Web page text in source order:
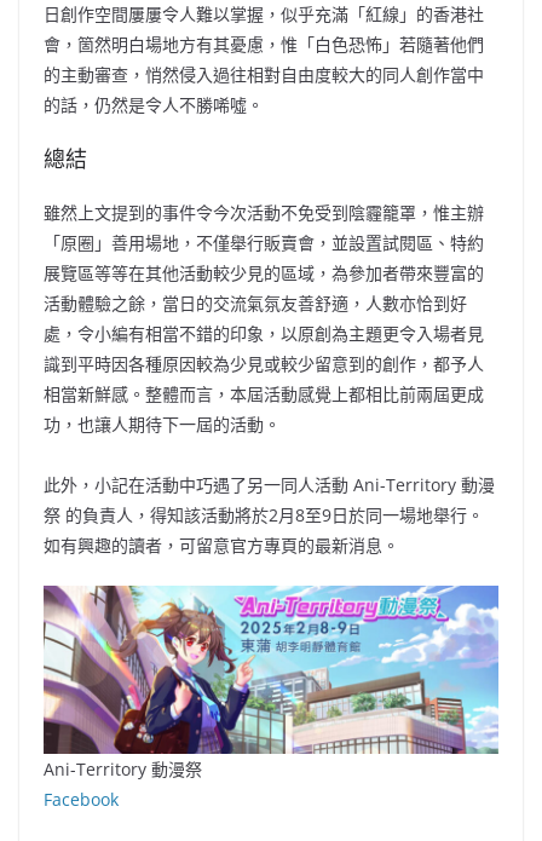
日創作空間屢屢令人難以掌握，似乎充滿「紅線」的香港社
會，箇然明白場地方有其憂慮，惟「白色恐怖」若隨著他們
的主動審查，悄然侵入過往相對自由度較大的同人創作當中
的話，仍然是令人不勝唏噓。
總結
雖然上文提到的事件令今次活動不免受到陰霾籠罩，惟主辦
「原圈」善用場地，不僅舉行販賣會，並設置試閱區、特約
展覽區等等在其他活動較少見的區域，為參加者帶來豐富的
活動體驗之餘，當日的交流氣氛友善舒適，人數亦恰到好
處，令小編有相當不錯的印象，以原創為主題更令入場者見
識到平時因各種原因較為少見或較少留意到的創作，都予人
相當新鮮感。整體而言，本屆活動感覺上都相比前兩屆更成
功，也讓人期待下一屆的活動。
此外，小記在活動中巧遇了另一同人活動 Ani-Territory 動漫
祭 的負責人，得知該活動將於2月8至9日於同一場地舉行。
如有興趣的讀者，可留意官方專頁的最新消息。
Ani-Territory 動漫祭
Facebook